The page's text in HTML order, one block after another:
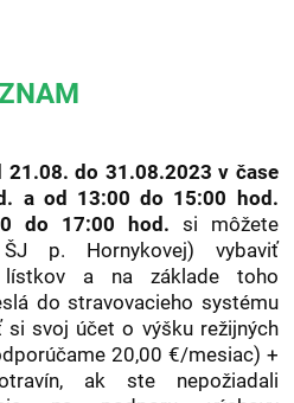
21.08. do 31.08.2023 v čase
a od 13:00 do 15:00 hod.
do 17:00 hod. si môžete
p. Hornykovej) vybaviť
lístkov a na základe toho
do stravovacieho systému
svoj účet o výšku režijných
20,00 €/mesiac) +
ak ste nepožiadali